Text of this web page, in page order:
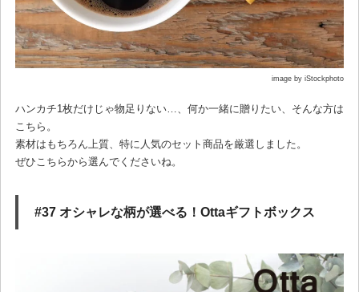
image by iStockphoto
ハンカチ1枚だけじゃ物足りない…、何か一緒に贈りたい、そんな方は
こちら。
素材はもちろん上質、特に人気のセット商品を厳選しました。
ぜひこちらから選んでくださいね。
#37 オシャレな柄が選べる！Ottaギフトボックス